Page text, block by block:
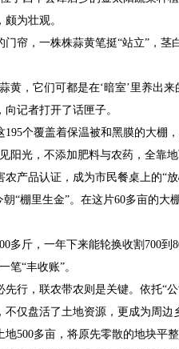
为壮观。
，一株株蒜黄笔挺“站立”，茎
，它们可都是在‘暗室’里养出来
记者打开了话匣子。
个覆盖着保温被和黑膜的大棚，
阳光，不添加肥料与农药，全靠
产品认证，成为市民餐桌上的“放
棚里生金”。在这片60多亩的大
斤，一年下来能轮换收割700到
笔“丰收账”。
，联农带农则是关键。依托“公
仅盘活了土地资源，更成为周边
500多亩，将原先零散的地块平